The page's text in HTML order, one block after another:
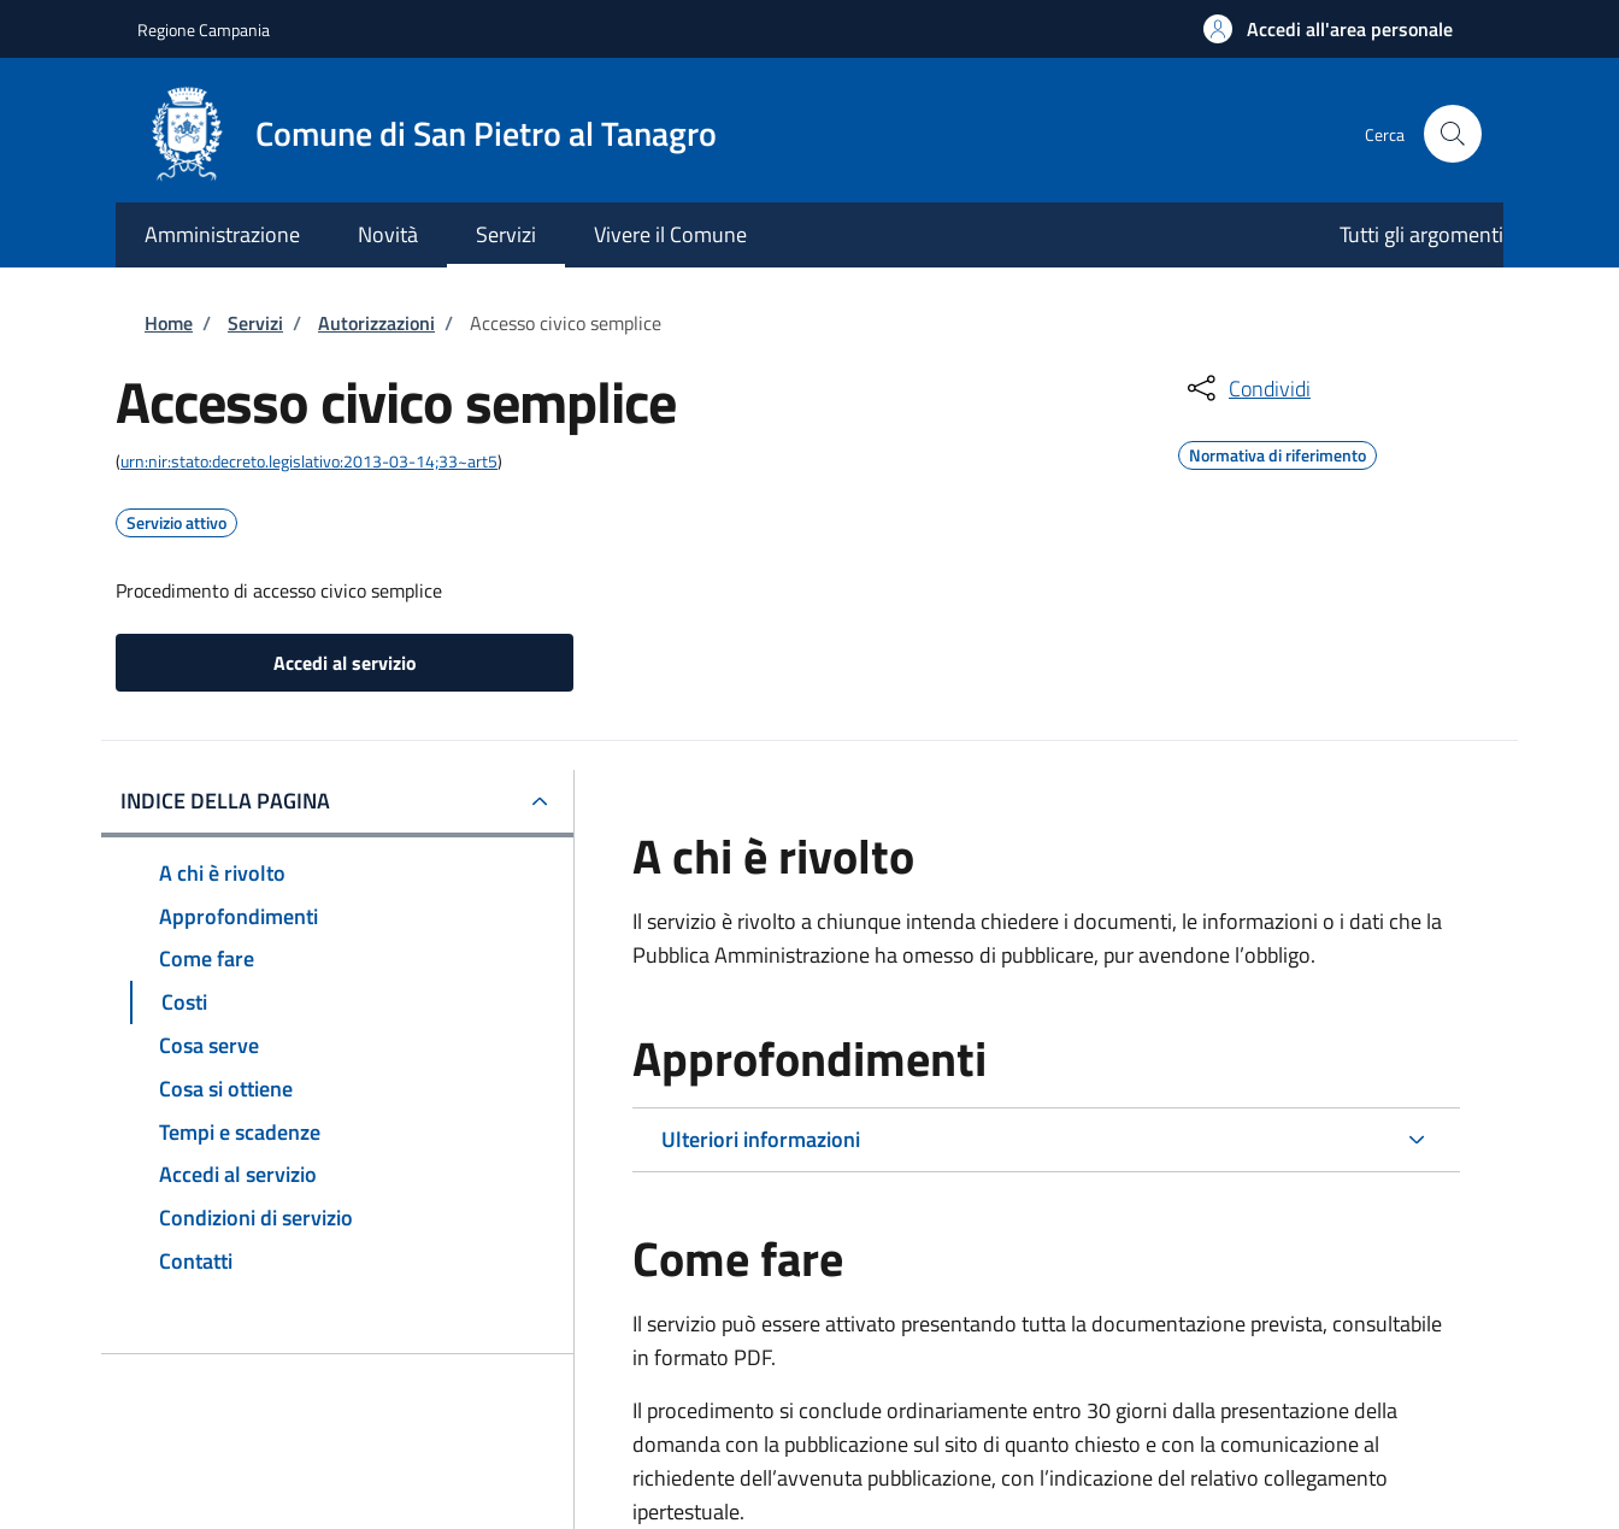
Regione Campania Accedi all'area personale
Comune di San Pietro al Tanagro Cerca
Amministrazione Novità Servizi Vivere il Comune Tutti gli argomenti
Briciole di pane
Home / Servizi / Autorizzazioni / Accesso civico semplice
Accesso civico semplice
(urn:nir:stato:decreto.legislativo:2013-03-14;33~art5)
Servizio attivo
Procedimento di accesso civico semplice
Accedi al servizio
Condividi
Normativa di riferimento
INDICE DELLA PAGINA
A chi è rivolto
Approfondimenti
Come fare
Costi
Cosa serve
Cosa si ottiene
Tempi e scadenze
Accedi al servizio
Condizioni di servizio
Contatti
A chi è rivolto
Il servizio è rivolto a chiunque intenda chiedere i documenti, le informazioni o i dati che la
Pubblica Amministrazione ha omesso di pubblicare, pur avendone l’obbligo.
Approfondimenti
Ulteriori informazioni
Come fare
Il servizio può essere attivato presentando tutta la documentazione prevista, consultabile
in formato PDF.
Il procedimento si conclude ordinariamente entro 30 giorni dalla presentazione della
domanda con la pubblicazione sul sito di quanto chiesto e con la comunicazione al
richiedente dell’avvenuta pubblicazione, con l’indicazione del relativo collegamento
ipertestuale.